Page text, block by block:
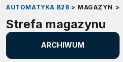
AUTOMATYKA B2B > MAGAZYN >
Strefa magazynu
ARCHIWUM